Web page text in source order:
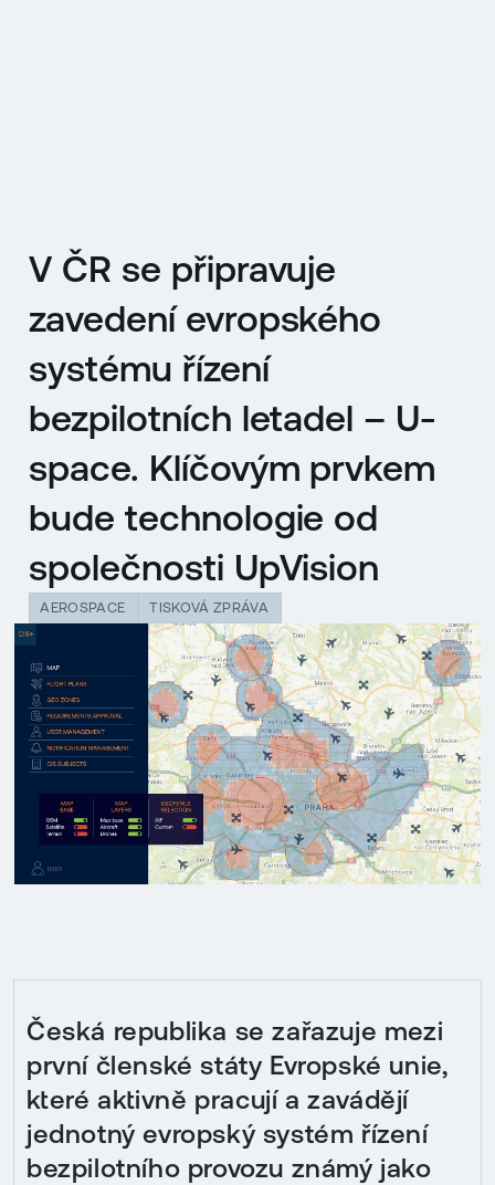
V ČR se připravuje
zavedení evropského
systému řízení
bezpilotních letadel – U-
space. Klíčovým prvkem
bude technologie od
společnosti UpVision
AEROSPACE TISKOVÁ ZPRÁVA
Česká republika se zařazuje mezi
první členské státy Evropské unie,
které aktivně pracují a zavádějí
jednotný evropský systém řízení
bezpilotního provozu známý jako